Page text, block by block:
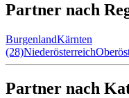
Partner nach
BurgenlandKärnten
(28)Niederösterreich
Partner nach